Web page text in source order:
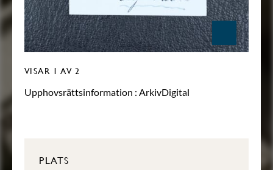
VISAR 1 AV 2
Upphovsrättsinformation : ArkivDigital
PLATS